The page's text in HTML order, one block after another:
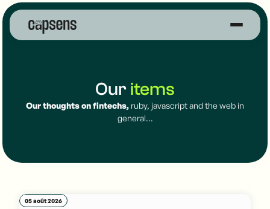
Our items
Our thoughts on fintechs, ruby, javascript and the web in
general...
05 août 2026